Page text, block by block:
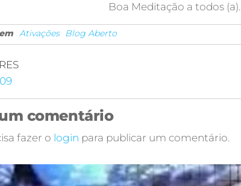
Boa Meditação a todos (a).
Ativações Blog Aberto
comentário
fazer o login para publicar um comentário.